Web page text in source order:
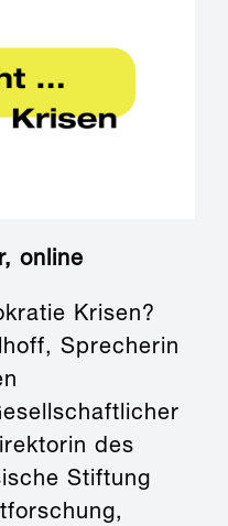
online
Krisen?
Sprecherin
des
Stiftung